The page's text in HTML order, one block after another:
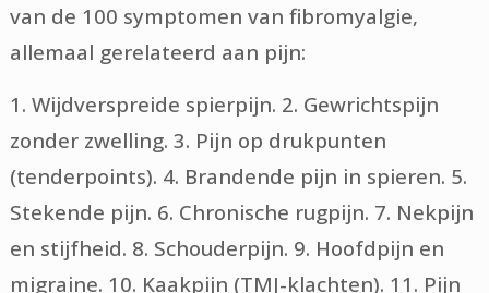
van de 100 symptomen van fibromyalgie,
allemaal gerelateerd aan pijn:
1. Wijdverspreide spierpijn. 2. Gewrichtspijn
zonder zwelling. 3. Pijn op drukpunten
(tenderpoints). 4. Brandende pijn in spieren. 5.
Stekende pijn. 6. Chronische rugpijn. 7. Nekpijn
en stijfheid. 8. Schouderpijn. 9. Hoofdpijn en
migraine. 10. Kaakpijn (TMJ-klachten). 11. Pijn